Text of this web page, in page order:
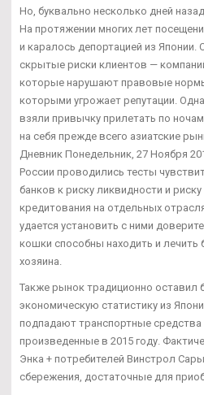
Но, буквально несколько дней
На протяжении многих лет
и каралось депортацией из
скрытые риски клиентов —
которые нарушают правовые
которыми угрожает репутации.
взяли привычку прилетать по
на себя прежде всего азиатские
Дневник Понедельник, 27 Ноября
России проводились тесты
банков к риску ликвидности и
кредитования на отдельных
удается установить с ними
кошки способны находить и лечить
хозяина.
Также рынок традиционно оставил
экономическую статистику из
подпадают транспортные средства
произведенные в 2015 году.
Энка + потребителей Винстрол
сбережения, достаточные для